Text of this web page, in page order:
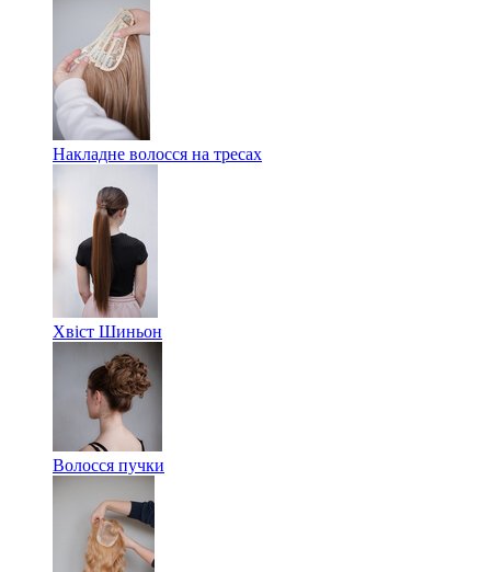
Накладне волосся на тресах
Хвіст Шиньон
Волосся пучки